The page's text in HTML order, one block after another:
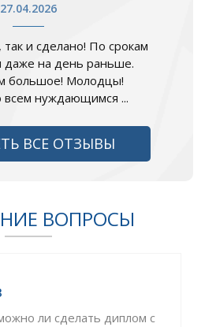
27.04.2026
так и сделано! По срокам
даже на день раньше.
большое! Молодцы!
нуждающимся ...
ВСЕ ОТЗЫВЫ
ВОПРОСЫ
ли сделать диплом с